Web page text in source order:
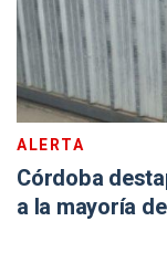
ALERTA
Córdoba
a la mayoría